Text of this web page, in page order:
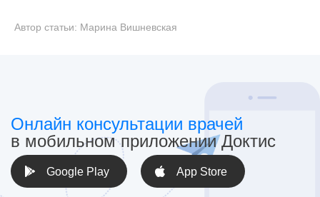
Автор статьи: Марина Вишневская
Онлайн консультации врачей
в мобильном приложении Доктис
Google Play App Store